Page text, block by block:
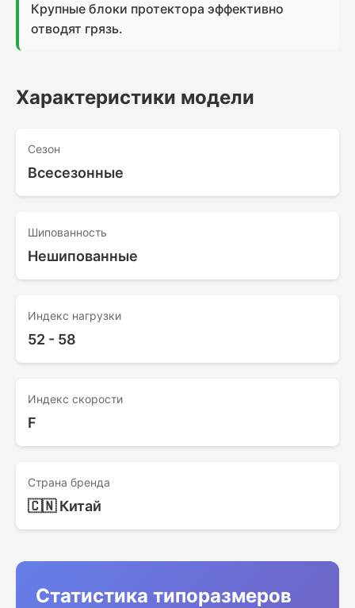
Крупные блоки протектора эффективно
отводят грязь.
Характеристики модели
Сезон
Всесезонные
Шипованность
Нешипованные
Индекс нагрузки
52 - 58
Индекс скорости
F
Страна бренда
🇨🇳 Китай
Статистика типоразмеров